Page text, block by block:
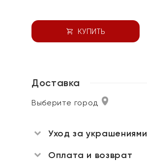
КУПИТЬ
Доставка
Выберите город
Уход за украшениями
Оплата и возврат